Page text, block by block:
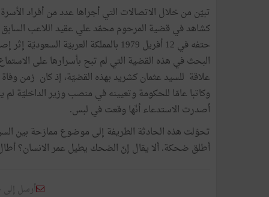
تبيّن من خلال الاتصالات التي أجراها عدد من أفراد
كشاهد في قضية المرحوم محمّد علي عقيد اللاعب السابق
حتفه في 12 أفريل 1979 بالمملكة
البحث في هذه القضية التي لم تبح بأسرارها على
علاقة للسيد عثمان كشريد بهذه القضيّة، إذ كان زمن
أصدرت الاستدعاء أنّها وقعت في لبس.
تحوّلت هذه الحادثة الطريفة إلى موضوع ممازحة بين
أطلق ضحكة. ألا يقال إنّ الضحك يطيل عمر الانسان؟ أطال
أرسل